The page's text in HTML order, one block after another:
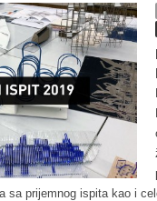
sa prijemnog ispita kao i